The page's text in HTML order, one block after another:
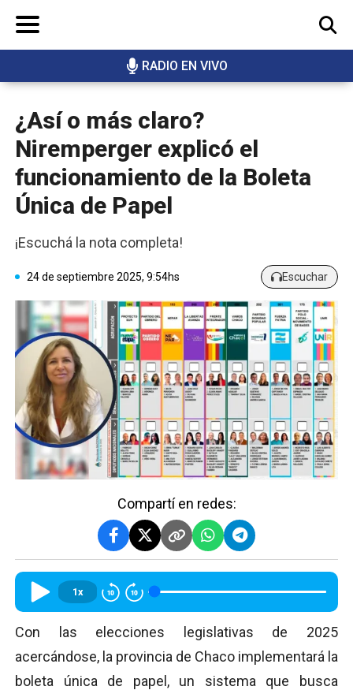
RADIO EN VIVO
BUSCAR
¿Así o más claro?
Niremperger explicó el
funcionamiento de la Boleta
Única de Papel
¡Escuchá la nota completa!
24 de septiembre 2025, 9:54hs Escuchar
Compartí en redes:
1x
Con las elecciones legislativas de 2025
acercándose, la provincia de Chaco implementará la
boleta única de papel, un sistema que busca